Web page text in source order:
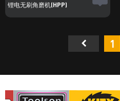
锂电无刷角磨机(HPP)
1